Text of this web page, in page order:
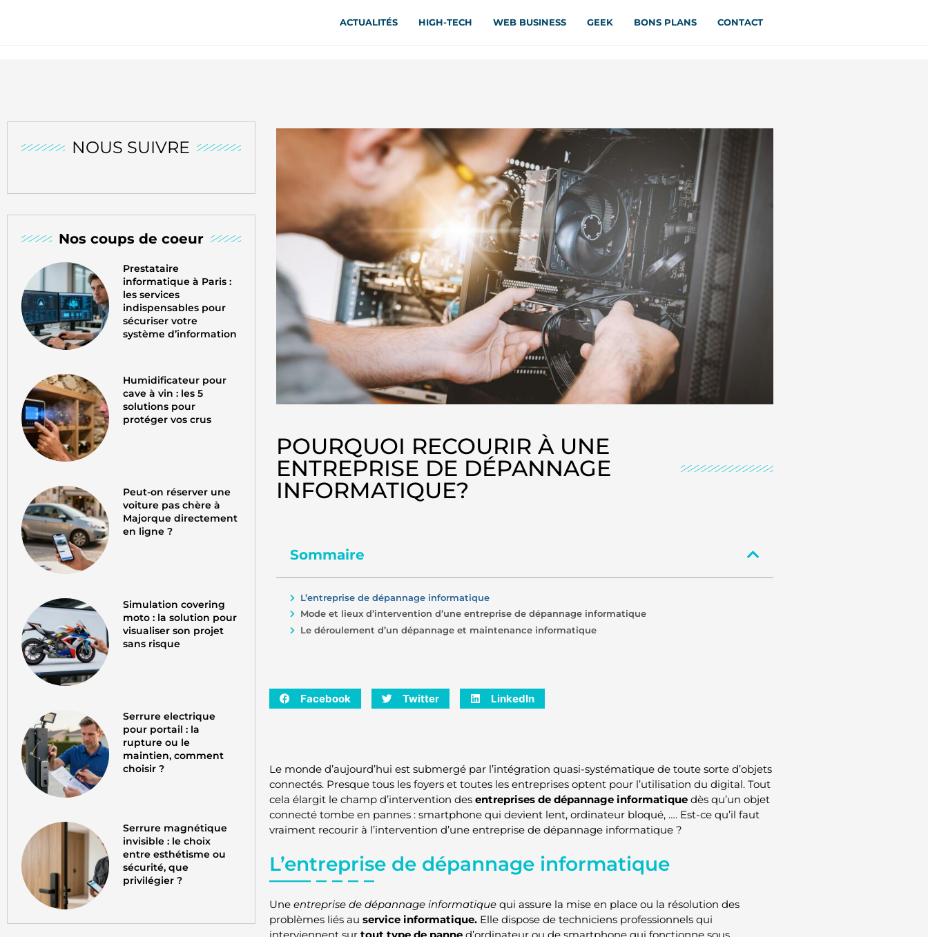
ACTUALITÉS HIGH-TECH WEB BUSINESS GEEK BONS PLANS CONTACT
NOUS SUIVRE
Nos coups de coeur
Prestataire
informatique à Paris :
les services
indispensables pour
sécuriser votre
système d’information
Humidificateur pour
cave à vin : les 5
solutions pour
protéger vos crus
Peut-on réserver une
voiture pas chère à
Majorque directement
en ligne ?
Simulation covering
moto : la solution pour
visualiser son projet
sans risque
Serrure electrique
pour portail : la
rupture ou le
maintien, comment
choisir ?
Serrure magnétique
invisible : le choix
entre esthétisme ou
sécurité, que
privilégier ?
POURQUOI RECOURIR À UNE
ENTREPRISE DE DÉPANNAGE
INFORMATIQUE?
Sommaire
L’entreprise de dépannage informatique
Mode et lieux d’intervention d’une entreprise de dépannage informatique
Le déroulement d’un dépannage et maintenance informatique
Facebook Twitter LinkedIn
Le monde d’aujourd’hui est submergé par l’intégration quasi-systématique de toute sorte d’objets
connectés. Presque tous les foyers et toutes les entreprises optent pour l’utilisation du digital. Tout
cela élargit le champ d’intervention des entreprises de dépannage informatiquedès qu’un objet
connecté tombe en pannes : smartphone qui devient lent, ordinateur bloqué, …. Est-ce qu’il faut
vraiment recourir à l’intervention d’une entreprise de dépannage informatique ?
L’entreprise de dépannage informatique
Une entreprise de dépannage informatique qui assure la mise en place ou la résolution des
problèmes liés au service informatique.Elle dispose de techniciens professionnels qui